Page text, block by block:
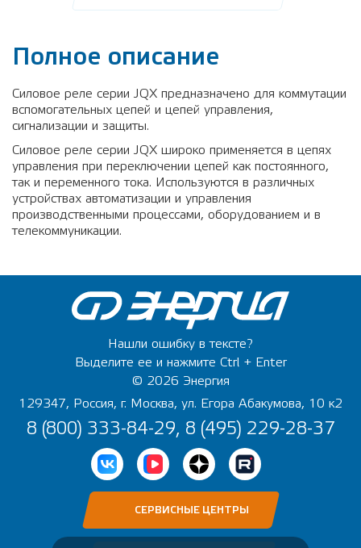
Полное описание
Силовое реле серии JQX предназначено для коммутации
вспомогательных цепей и цепей управления,
сигнализации и защиты.
Силовое реле серии JQX широко применяется в цепях
управления при переключении цепей как постоянного,
так и переменного тока. Используются в различных
устройствах автоматизации и управления
производственными процессами, оборудованием и в
телекоммуникации.
Нашли ошибку в тексте?
Выделите ее и нажмите Ctrl + Enter
© 2026 Энергия
129347, Россия, г. Москва, ул. Егора Абакумова, 10 к2
8 (800) 333-84-29, 8 (495) 229-28-37
СЕРВИСНЫЕ ЦЕНТРЫ